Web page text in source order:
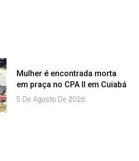
Mulher é encontrada morta
em praça no CPA II em Cuiabá
5 De Agosto De 2026